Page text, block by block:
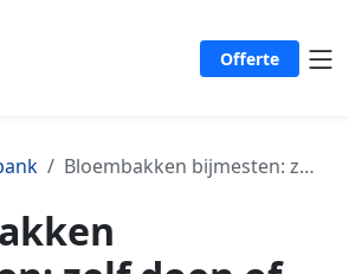
Offerte
Bloembakken bijmesten: zelf doen of een specialist inschakelen?